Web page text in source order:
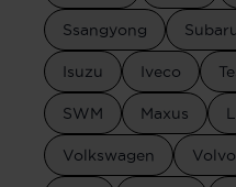
Ssangyong Subaru
Isuzu Iveco
SWM Maxus
Volkswagen Volvo